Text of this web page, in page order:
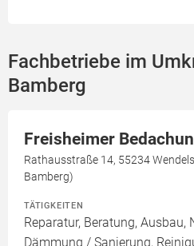
Fachbetriebe im
Bamberg
Freisheimer
Rathausstraße 14, 55234
Bamberg)
TÄTIGKEITEN
Reparatur, Beratung, Ausbau,
Dämmung / Sanierung,